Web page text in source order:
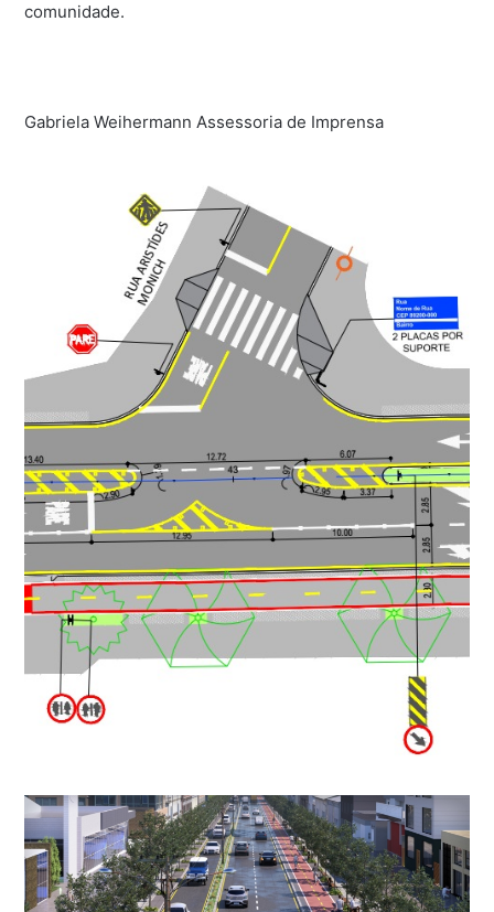
comunidade.
Gabriela Weihermann Assessoria de Imprensa